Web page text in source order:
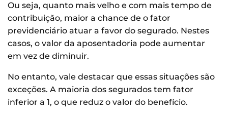
Ou seja, quanto mais velho e com mais tempo de
contribuição, maior a chance de o fator
previdenciário atuar a favor do segurado. Nestes
casos, o valor da aposentadoria pode aumentar
em vez de diminuir.
No entanto, vale destacar que essas situações são
exceções. A maioria dos segurados tem fator
inferior a 1, o que reduz o valor do benefício.